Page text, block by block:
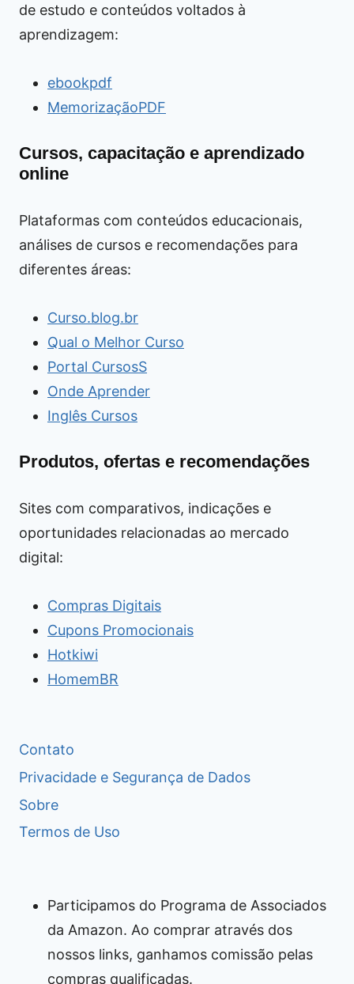
de estudo e conteúdos voltados à
aprendizagem:
ebookpdf
MemorizaçãoPDF
Cursos, capacitação e aprendizado
online
Plataformas com conteúdos educacionais,
análises de cursos e recomendações para
diferentes áreas:
Curso.blog.br
Qual o Melhor Curso
Portal CursosS
Onde Aprender
Inglês Cursos
Produtos, ofertas e recomendações
Sites com comparativos, indicações e
oportunidades relacionadas ao mercado
digital:
Compras Digitais
Cupons Promocionais
Hotkiwi
HomemBR
Contato
Privacidade e Segurança de Dados
Sobre
Termos de Uso
Participamos do Programa de Associados
da Amazon. Ao comprar através dos
nossos links, ganhamos comissão pelas
compras qualificadas.